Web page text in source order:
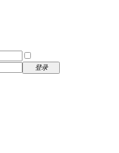
登录